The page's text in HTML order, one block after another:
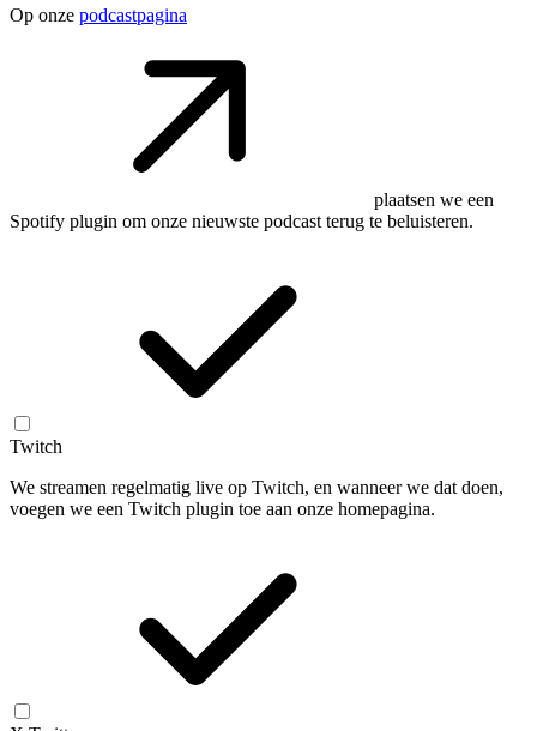
Op onze podcastpagina
plaatsen we een
Spotify plugin om onze nieuwste podcast terug te beluisteren.
Twitch
We streamen regelmatig live op Twitch, en wanneer we dat doen,
voegen we een Twitch plugin toe aan onze homepagina.